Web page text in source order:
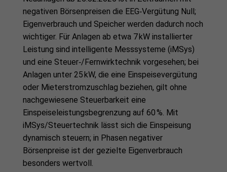
negativen Börsenpreisen die EEG‑Vergütung Null;
Eigenverbrauch und Speicher werden dadurch noch
wichtiger. Für Anlagen ab etwa 7 kW installierter
Leistung sind intelligente Messsysteme (iMSys)
und eine Steuer‑/Fernwirktechnik vorgesehen; bei
Anlagen unter 25 kW, die eine Einspeisevergütung
oder Mieterstromzuschlag beziehen, gilt ohne
nachgewiesene Steuerbarkeit eine
Einspeiseleistungsbegrenzung auf 60 %. Mit
iMSys/Steuertechnik lässt sich die Einspeisung
dynamisch steuern; in Phasen negativer
Börsenpreise ist der gezielte Eigenverbrauch
besonders wertvoll.